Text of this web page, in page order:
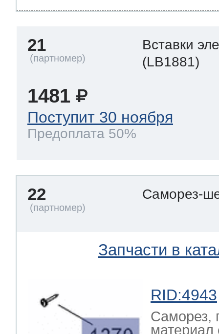
21
Вставки
(LB1881)
1481
Поступит 30 ноября
Предоплата 50%
22 Саморез-
Запчасти в
RID:4943
Саморез,